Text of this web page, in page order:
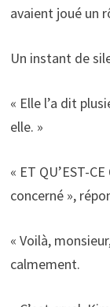
avaient joué un
Un instant de
« Elle l’a dit
elle. »
« ET QU’EST-
concerné »,
« Voilà,
calmement.